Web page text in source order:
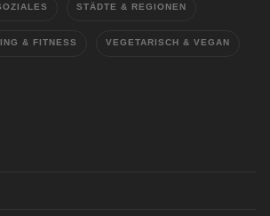
STÄDTE & REGIONEN
& FITNESS VEGETARISCH & VEGAN